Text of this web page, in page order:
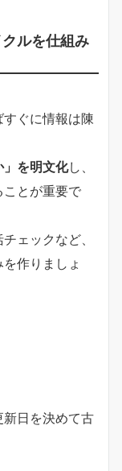
ルを仕組み
ぐに情報は陳
」を明文化し、
とが重要で
ェックなど、
作りましょ
日を決めて古